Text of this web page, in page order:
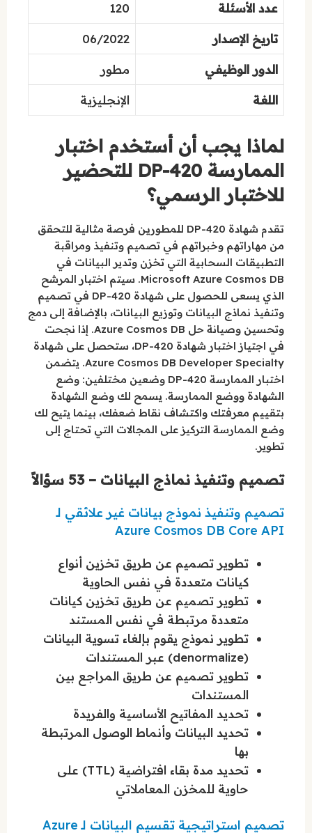
عدد الأسئلة 120
تاريخ الإصدار 06/2022
الدور الوظيفي مطور
اللغة الإنجليزية
لماذا يجب أن أستخدم اختبار
الممارسة DP-420 للتحضير
للاختبار الرسمي؟
تقدم شهادة DP-420 للمطورين فرصة مثالية للتحقق
من مهاراتهم وخبراتهم في تصميم وتنفيذ ومراقبة
التطبيقات السحابية التي تخزن وتدير البيانات في
Microsoft Azure Cosmos DB. سيتم اختبار المرشح
الذي يسعى للحصول على شهادة DP-420 في تصميم
وتنفيذ نماذج البيانات وتوزيع البيانات، بالإضافة إلى دمج
وتحسين وصيانة حل Azure Cosmos DB. إذا نجحت
في اجتياز اختبار شهادة DP-420، ستحصل على شهادة
Azure Cosmos DB Developer Specialty. يتضمن
اختبار الممارسة DP-420 وضعين مختلفين: وضع
الشهادة ووضع الممارسة. يسمح لك وضع الشهادة
بتقييم معرفتك واكتشاف نقاط ضعفك، بينما يتيح لك
وضع الممارسة التركيز على المجالات التي تحتاج إلى
تطوير.
تصميم وتنفيذ نماذج البيانات – 53 سؤالاً
تصميم وتنفيذ نموذج بيانات غير علائقي لـ
Azure Cosmos DB Core API
تطوير تصميم عن طريق تخزين أنواع
كيانات متعددة في نفس الحاوية
تطوير تصميم عن طريق تخزين كيانات
متعددة مرتبطة في نفس المستند
تطوير نموذج يقوم بإلغاء تسوية البيانات
(denormalize) عبر المستندات
تطوير تصميم عن طريق المراجع بين
المستندات
تحديد المفاتيح الأساسية والفريدة
تحديد البيانات وأنماط الوصول المرتبطة
بها
تحديد مدة بقاء افتراضية (TTL) على
حاوية للمخزن المعاملاتي
تصميم استراتيجية تقسيم البيانات لـ Azure